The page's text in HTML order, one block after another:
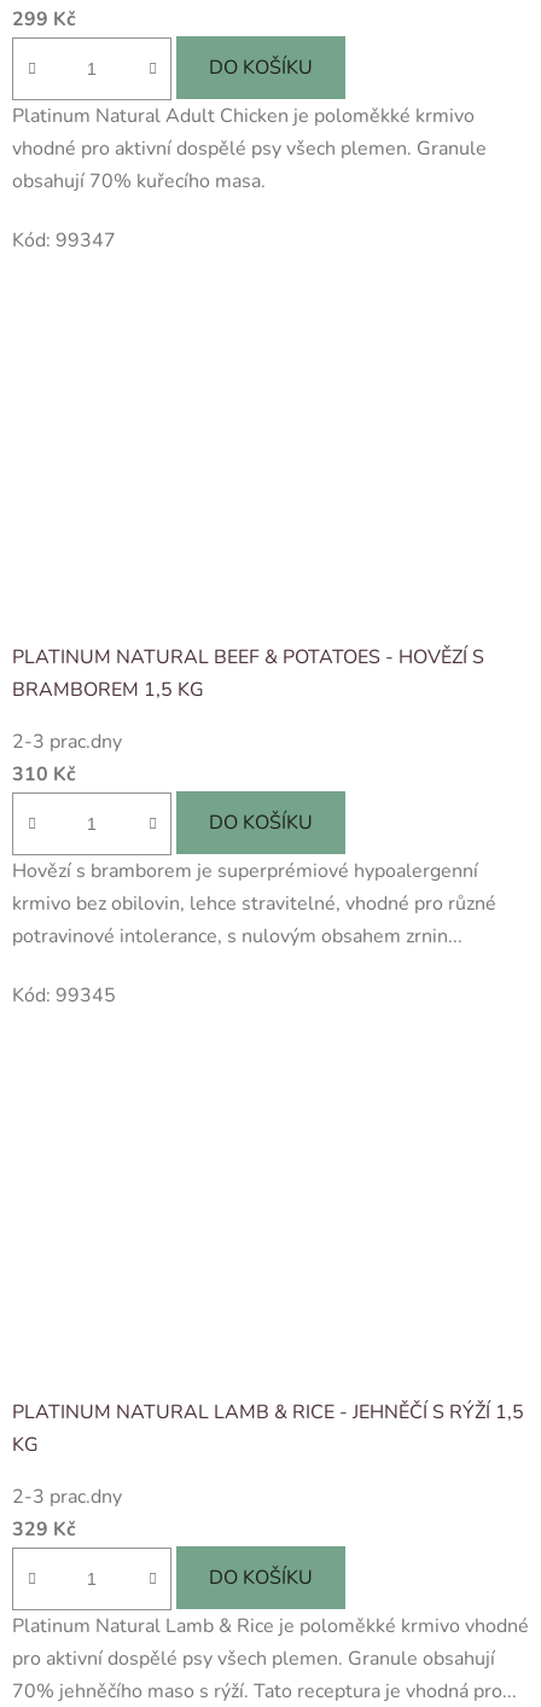
299 Kč
DO KOŠÍKU
Platinum Natural Adult Chicken je poloměkké krmivo
vhodné pro aktivní dospělé psy všech plemen. Granule
obsahují 70% kuřecího masa.
Kód: 99347
PLATINUM NATURAL BEEF & POTATOES - HOVĚZÍ S
BRAMBOREM 1,5 KG
2-3 prac.dny
310 Kč
DO KOŠÍKU
Hovězí s bramborem je superprémiové hypoalergenní
krmivo bez obilovin, lehce stravitelné, vhodné pro různé
potravinové intolerance, s nulovým obsahem zrnin...
Kód: 99345
PLATINUM NATURAL LAMB & RICE - JEHNĚČÍ S RÝŽÍ 1,5
KG
2-3 prac.dny
329 Kč
DO KOŠÍKU
Platinum Natural Lamb & Rice je poloměkké krmivo vhodné
pro aktivní dospělé psy všech plemen. Granule obsahují
70% jehněčího maso s rýží. Tato receptura je vhodná pro...